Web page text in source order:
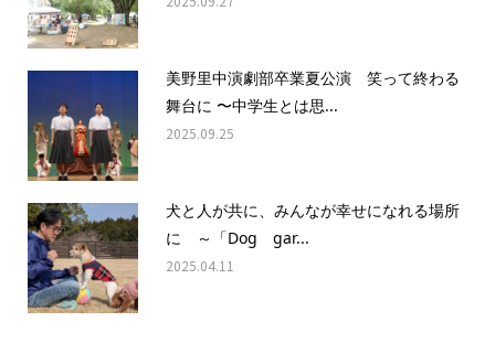
美野里中演劇部卒業夏公演 笑って終わる
舞台に 〜中学生とは思...
2025.09.25
犬と人が共に、みんなが幸せになれる場所
に ～「Dog gar...
2025.04.11